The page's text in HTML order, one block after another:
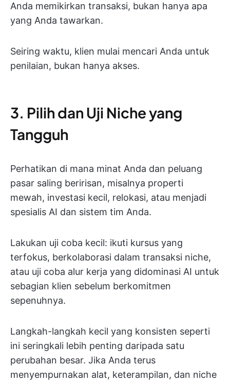
Anda memikirkan transaksi, bukan hanya apa
yang Anda tawarkan.
Seiring waktu, klien mulai mencari Anda untuk
penilaian, bukan hanya akses.
3. Pilih dan Uji Niche yang
Tangguh
Perhatikan di mana minat Anda dan peluang
pasar saling beririsan, misalnya properti
mewah, investasi kecil, relokasi, atau menjadi
spesialis AI dan sistem tim Anda.
Lakukan uji coba kecil: ikuti kursus yang
terfokus, berkolaborasi dalam transaksi niche,
atau uji coba alur kerja yang didominasi AI untuk
sebagian klien sebelum berkomitmen
sepenuhnya.
Langkah-langkah kecil yang konsisten seperti
ini seringkali lebih penting daripada satu
perubahan besar. Jika Anda terus
menyempurnakan alat, keterampilan, dan niche